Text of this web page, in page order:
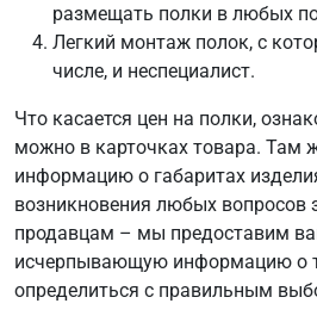
размещать полки в любых
Легкий монтаж полок, с
числе, и неспециалист.
Что касается цен на полки,
можно в карточках товара. Там
информацию о габаритах
возникновения любых вопросов
продавцам – мы предоставим
исчерпывающую информацию о
определиться с правильным